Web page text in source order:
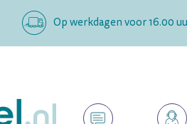
Op werkdagen voor 16.00